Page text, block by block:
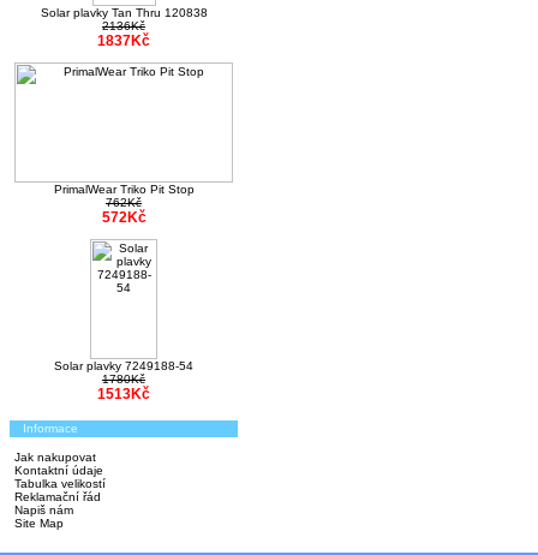
Solar plavky Tan Thru 120838
2136Kč
1837Kč
PrimalWear Triko Pit Stop
762Kč
572Kč
Solar plavky 7249188-54
1780Kč
1513Kč
Informace
Jak nakupovat
Kontaktní údaje
Tabulka velikostí
Reklamační řád
Napiš nám
Site Map